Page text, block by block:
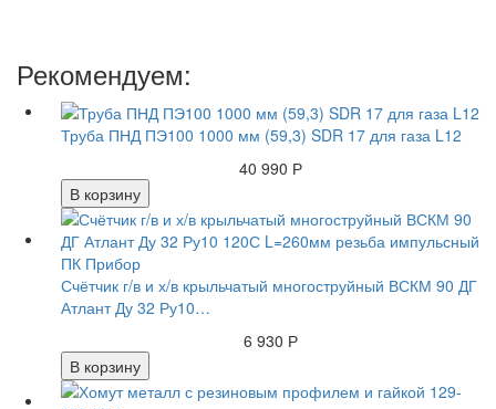
Рекомендуем:
Труба ПНД ПЭ100 1000 мм (59,3) SDR 17 для газа L12
40 990 Р
В корзину
Счётчик г/в и х/в крыльчатый многоструйный ВСКМ 90 ДГ
Атлант Ду 32 Ру10…
6 930 Р
В корзину